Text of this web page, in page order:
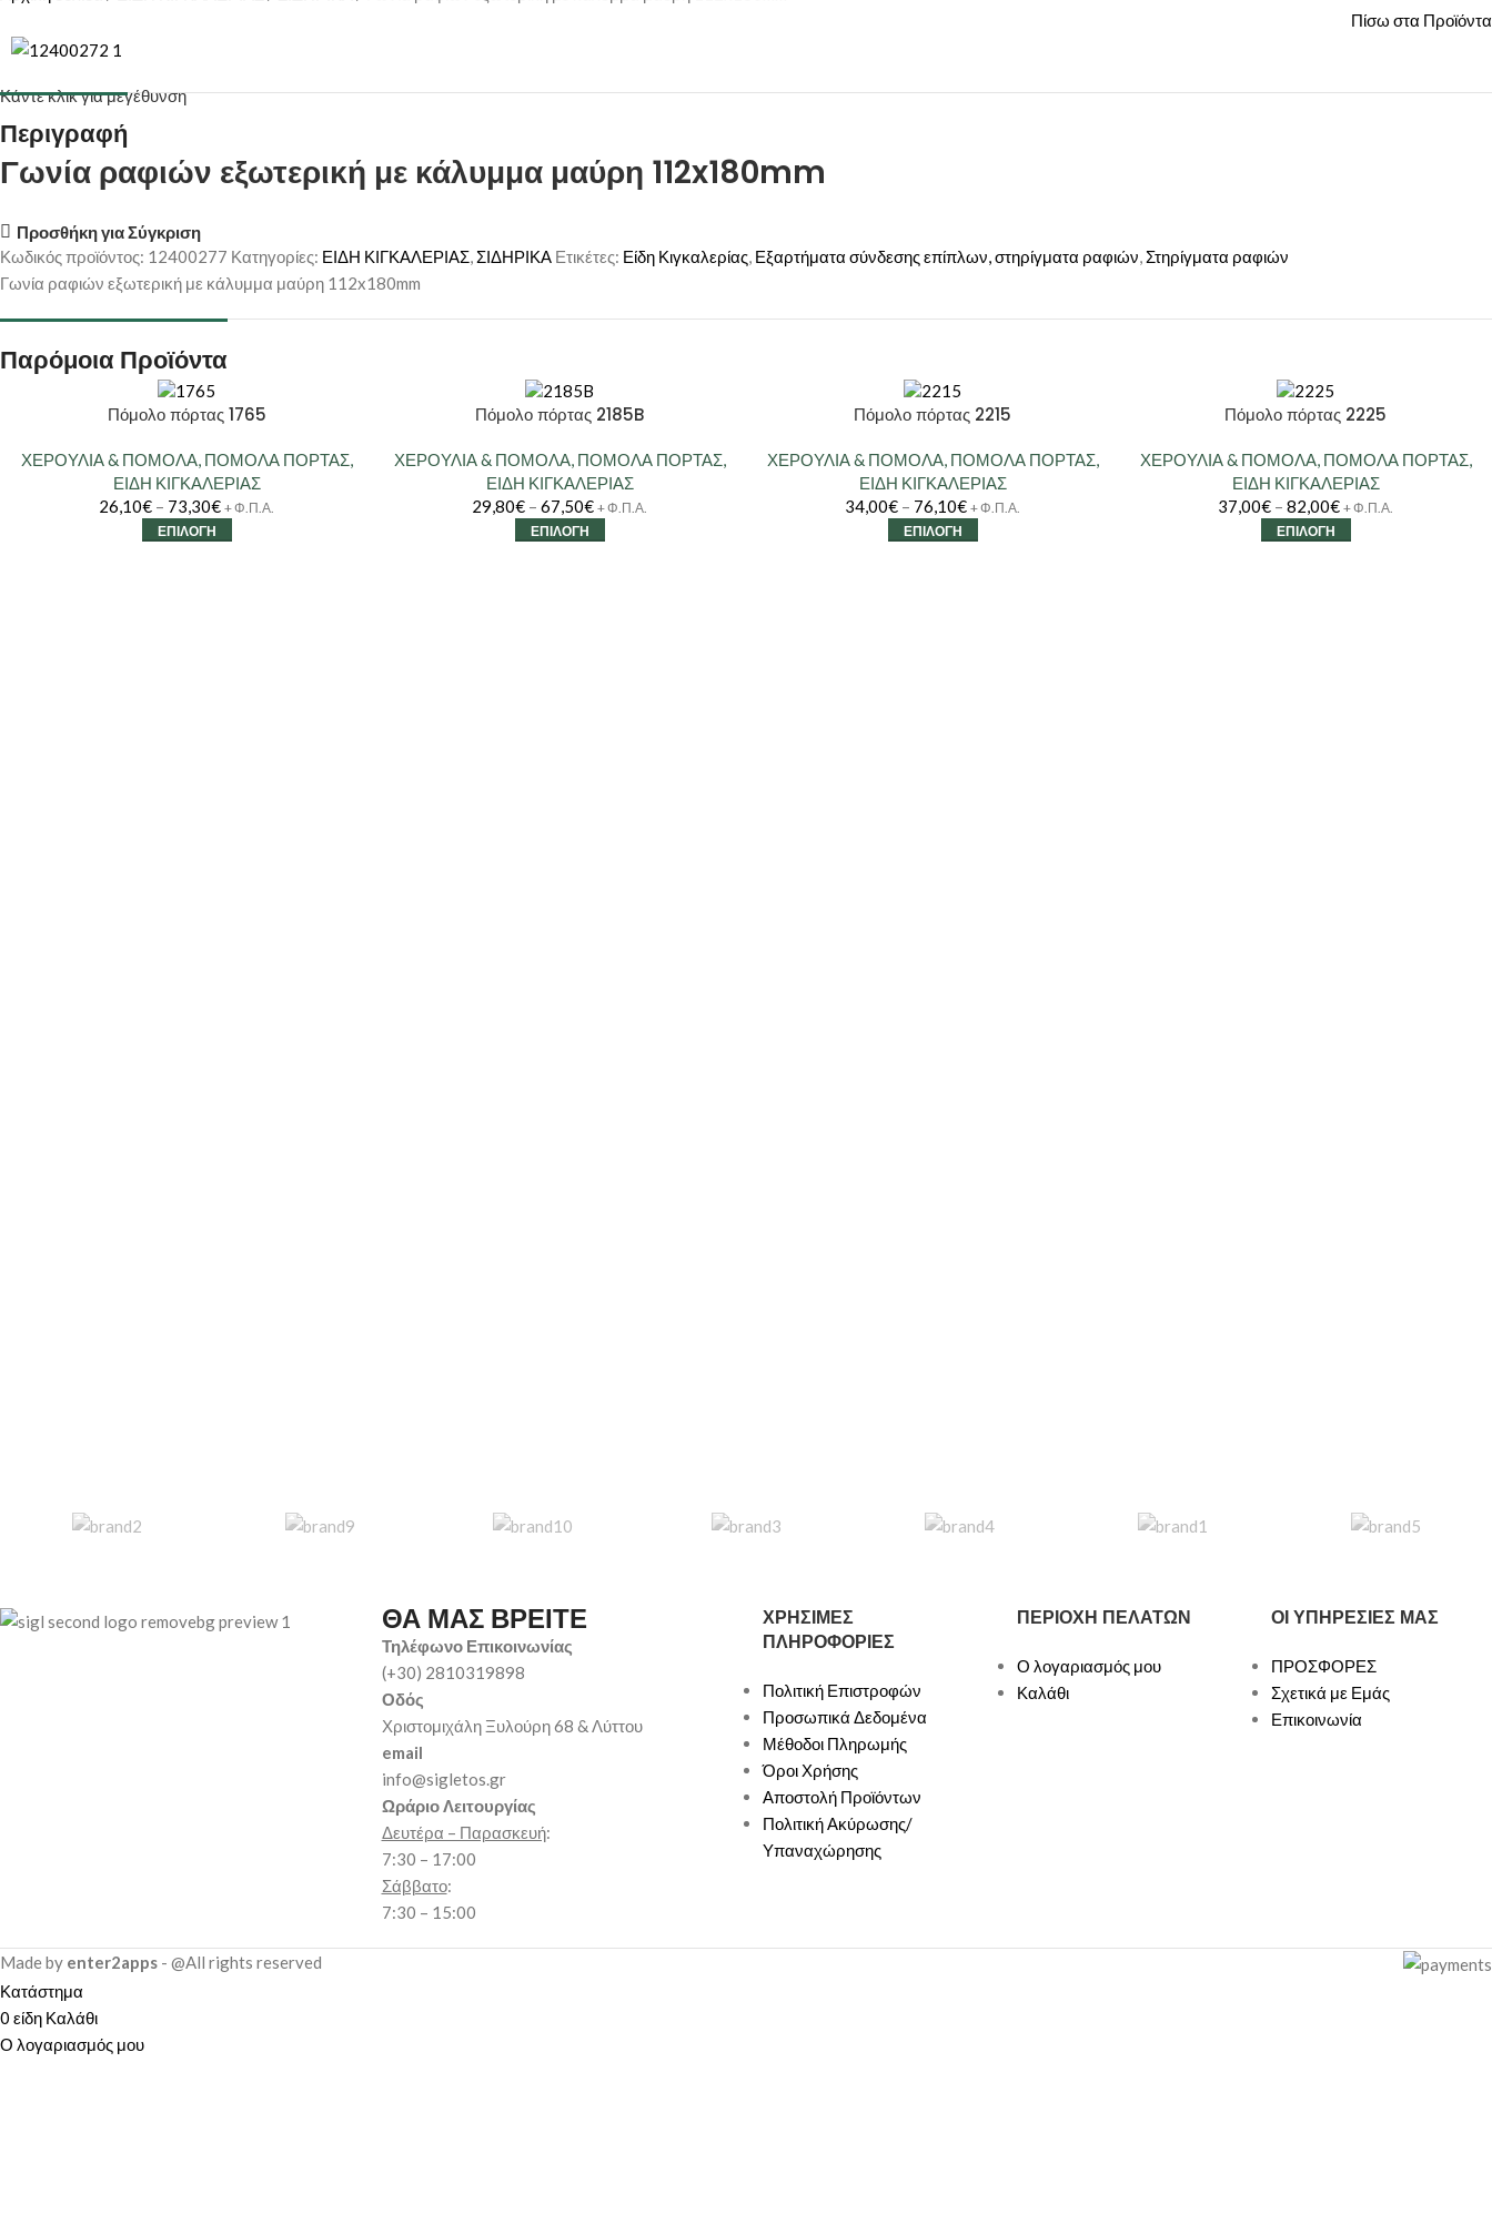
Πίσω στα Προϊόντα
Κάντε κλικ για μεγέθυνση
Περιγραφή
Γωνία ραφιών εξωτερική με κάλυμμα μαύρη 112x180mm
Προσθήκη για Σύγκριση
Κωδικός προϊόντος: 12400277 Κατηγορίες: ΕΙΔΗ ΚΙΓΚΑΛΕΡΙΑΣ, ΣΙΔΗΡΙΚΑ Ετικέτες: Είδη Κιγκαλερίας, Εξαρτήματα σύνδεσης επίπλων, στηρίγματα ραφιών, Στηρίγματα ραφιών
Γωνία ραφιών εξωτερική με κάλυμμα μαύρη 112x180mm
Παρόμοια Προϊόντα
Πόμολο πόρτας 1765
ΧΕΡΟΥΛΙΑ & ΠΟΜΟΛΑ ΠΟΜΟΛΑ ΠΟΡΤΑΣ,
ΕΙΔΗ ΚΙΓΚΑΛΕΡΙΑΣ
26,10€ – 73,30€ + Φ.Π.Α.
ΕΠΙΛΟΓΉ
Πόμολο πόρτας 2185B
ΧΕΡΟΥΛΙΑ & ΠΟΜΟΛΑ ΠΟΜΟΛΑ ΠΟΡΤΑΣ,
ΕΙΔΗ ΚΙΓΚΑΛΕΡΙΑΣ
29,80€ – 67,50€ + Φ.Π.Α.
ΕΠΙΛΟΓΉ
Πόμολο πόρτας 2215
ΧΕΡΟΥΛΙΑ & ΠΟΜΟΛΑ ΠΟΜΟΛΑ ΠΟΡΤΑΣ,
ΕΙΔΗ ΚΙΓΚΑΛΕΡΙΑΣ
34,00€ – 76,10€ + Φ.Π.Α.
ΕΠΙΛΟΓΉ
Πόμολο πόρτας 2225
ΧΕΡΟΥΛΙΑ & ΠΟΜΟΛΑ ΠΟΜΟΛΑ ΠΟΡΤΑΣ,
ΕΙΔΗ ΚΙΓΚΑΛΕΡΙΑΣ
37,00€ – 82,00€ + Φ.Π.Α.
ΕΠΙΛΟΓΉ
ΘΑ ΜΑΣ ΒΡΕΙΤΕ
Τηλέφωνο Επικοινωνίας
(+30) 2810319898
Οδός
Χριστομιχάλη Ξυλούρη 68 & Λύττου
email
info@sigletos.gr
Ωράριο Λειτουργίας
Δευτέρα – Παρασκευή:
7:30 – 17:00
Σάββατο:
7:30 – 15:00
ΧΡΗΣΙΜΕΣ
ΠΛΗΡΟΦΟΡΙΕΣ
Πολιτική Επιστροφών
Προσωπικά Δεδομένα
Μέθοδοι Πληρωμής
Όροι Χρήσης
Αποστολή Προϊόντων
Πολιτική Ακύρωσης/
Υπαναχώρησης
ΠΕΡΙΟΧΗ ΠΕΛΑΤΩΝ
Ο λογαριασμός μου
Καλάθι
ΟΙ ΥΠΗΡΕΣΙΕΣ ΜΑΣ
ΠΡΟΣΦΟΡΕΣ
Σχετικά με Εμάς
Επικοινωνία
Made by enter2apps - @All rights reserved
Κατάστημα
0 είδη Καλάθι
Ο λογαριασμός μου